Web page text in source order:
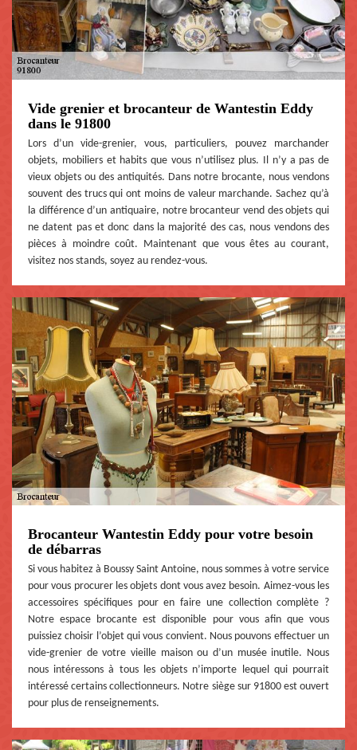
Vide grenier et brocanteur de Wantestin Eddy
dans le 91800
Lors d’un vide-grenier, vous, particuliers, pouvez marchander
objets, mobiliers et habits que vous n’utilisez plus. Il n’y a pas de
vieux objets ou des antiquités. Dans notre brocante, nous vendons
souvent des trucs qui ont moins de valeur marchande. Sachez qu’à
la différence d’un antiquaire, notre brocanteur vend des objets qui
ne datent pas et donc dans la majorité des cas, nous vendons des
pièces à moindre coût. Maintenant que vous êtes au courant,
visitez nos stands, soyez au rendez-vous.
Brocanteur Wantestin Eddy pour votre besoin
de débarras
Si vous habitez à Boussy Saint Antoine, nous sommes à votre service
pour vous procurer les objets dont vous avez besoin. Aimez-vous les
accessoires spécifiques pour en faire une collection complète ?
Notre espace brocante est disponible pour vous afin que vous
puissiez choisir l’objet qui vous convient. Nous pouvons effectuer un
vide-grenier de votre vieille maison ou d’un musée inutile. Nous
nous intéressons à tous les objets n’importe lequel qui pourrait
intéressé certains collectionneurs. Notre siège sur 91800 est ouvert
pour plus de renseignements.